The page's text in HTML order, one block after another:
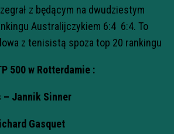
z będącym na dwudziestym
Australijczykiem 6:4 6:4. To
z tenisistą spoza top 20 rankingu
500 w Rotterdamie :
Jannik Sinner
Gasquet